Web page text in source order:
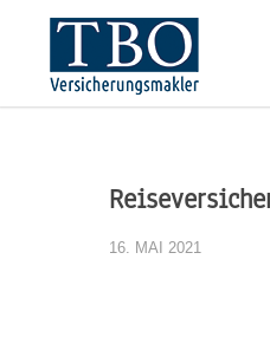
16. MAI 2021